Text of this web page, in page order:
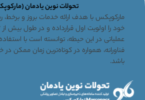
تحولات نوین یادمان
مارکوپکس با هدف ارائه خدمات بروز و برخط،
عملیاتی در این حیطه، توانسته است با
فناورانه، همواره در کوتاه‌ترین زمان ممکن
باشد.